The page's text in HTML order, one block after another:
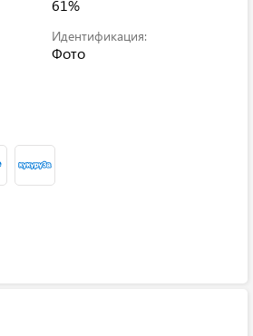
61%
Идентификация:
Фото